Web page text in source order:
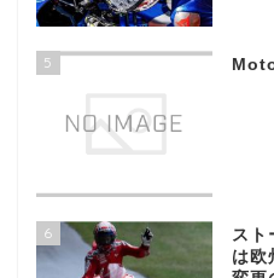
5
6
スト
は欧